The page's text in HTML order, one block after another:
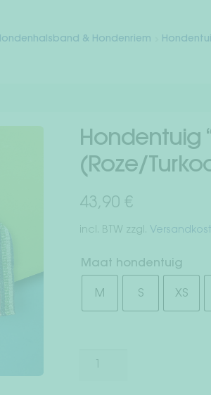
& Hondenriem
Hondentuig
(Roze/
43,90€
incl. BTW zzgl.
Maat hondentuig
M S XS
Hondentuig